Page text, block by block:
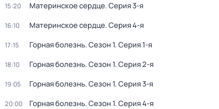
15:20 Материнское сердце. Серия 3-я
16:10 Материнское сердце. Серия 4-я
17:15 Горная болезнь. Сезон 1. Серия 1-я
18:10 Горная болезнь. Сезон 1. Серия 2-я
19:05 Горная болезнь. Сезон 1. Серия 3-я
20:00 Горная болезнь. Сезон 1. Серия 4-я